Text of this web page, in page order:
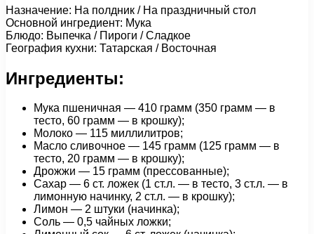
Назначение: На полдник / На праздничный стол
Основной ингредиент: Мука
Блюдо: Выпечка / Пироги / Сладкое
География кухни: Татарская / Восточная
Ингредиенты:
Мука пшеничная — 410 грамм (350 грамм — в
тесто, 60 грамм — в крошку);
Молоко — 115 миллилитров;
Масло сливочное — 145 грамм (125 грамм — в
тесто, 20 грамм — в крошку);
Дрожжи — 15 грамм (прессованные);
Сахар — 6 ст. ложек (1 ст.л. — в тесто, 3 ст.л. — в
лимонную начинку, 2 ст.л. — в крошку);
Лимон — 2 штуки (начинка);
Соль — 0,5 чайных ложки;